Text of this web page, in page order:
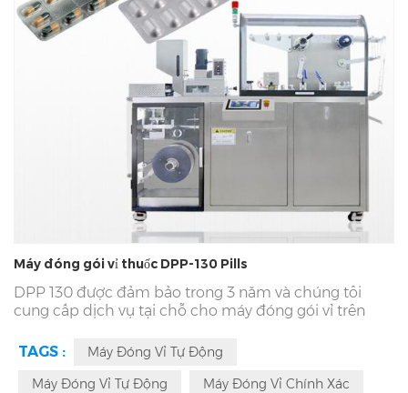
Máy đóng gói vỉ thuốc DPP-130 Pills
DPP 130 được đảm bảo trong 3 năm và chúng tôi
cung cấp dịch vụ tại chỗ cho máy đóng gói vỉ trên
tùng miễn phí trọn đời.DPP Series 130 Mẫu
Gói Vỉ Toàn Cầu Dịch Vụ Tận Nơi. Đối với Alu Alu và Alu
PVC và Đối với Thuốc đóng gói Đa năng, Tự động và
TAGS :
Máy Đóng Vỉ Tự Động
Máy Đóng Vỉ Tự Động
Máy Đóng Vỉ Chính Xác